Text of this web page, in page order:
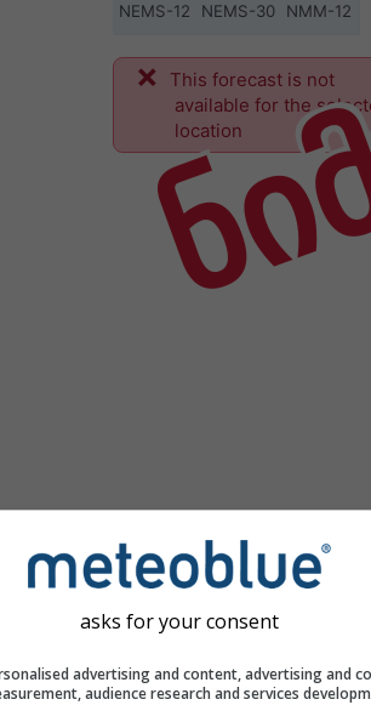
NEMS-12 NEMS-30 NMM-12
This forecast is not
available for the
location
დახმარება
asks for your consent
advertising and content, advertising and
audience research and services